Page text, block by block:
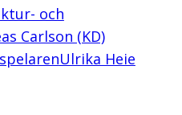
och
Carlson (KD)
Ulrika Heie